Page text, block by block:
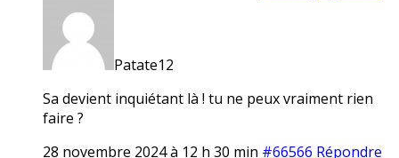
Patate12
Sa devient inquiétant là ! tu ne peux vraiment rien
faire ?
28 novembre 2024 à 12 h 30 min #66566 Répondre